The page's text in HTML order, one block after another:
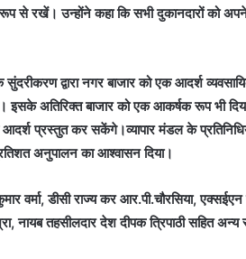
से रखें। उन्होंने कहा कि सभी दुकानदारों को अपने
सुंदरीकरण द्वारा नगर बाजार को एक आदर्श
इसके अतिरिक्त बाजार को एक आकर्षक रूप भी
प्रस्तुत कर सकेंगे।व्यापार मंडल के
अनुपालन का आश्वासन दिया।
वर्मा, डीसी राज्य कर आर.पी.चौरसिया,
नायब तहसीलदार देश दीपक त्रिपाठी सहित अन्य